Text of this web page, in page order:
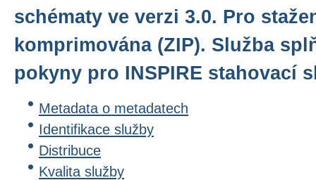
schématy ve verzi 3.0. Pro
komprimována (ZIP). Služba
pokyny pro INSPIRE stahovací
Metadata o metadatech
Identifikace služby
Distribuce
Kvalita služby